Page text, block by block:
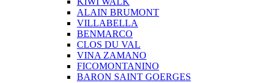
ALAIN BRUMONT
VILLABELLA
BENMARCO
CLOS DU VAL
VINA ZAMANO
FICOMONTANINO
BARON SAINT GOERGES